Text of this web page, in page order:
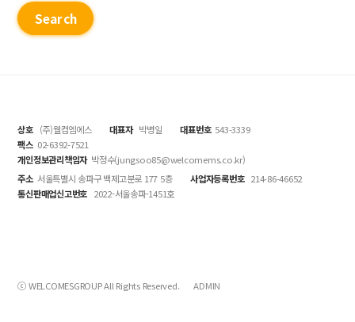
Search
상호 (주)웰컴엠에스 대표자 박병일 대표번호 543-3339
팩스 02-6392-7521
개인정보관리책임자 박정수(jungsoo85@welcomems.co.kr)
주소 서울특별시 송파구 백제고분로 177 5층 사업자등록번호 214-86-46652
통신판매업신고번호 2022-서울송파-1451호
ⓒ WELCOMESGROUP All Rights Reserved. ADMIN